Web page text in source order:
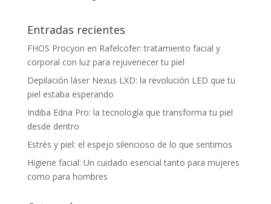
Entradas recientes
FHOS Procyon en Rafelcofer: tratamiento facial y
corporal con luz para rejuvenecer tu piel
Depilación láser Nexus LXD: la revolución LED que tu
piel estaba esperando
Indiba Edna Pro: la tecnología que transforma tu piel
desde dentro
Estrés y piel: el espejo silencioso de lo que sentimos
Higiene facial: Un cuidado esencial tanto para mujeres
como para hombres